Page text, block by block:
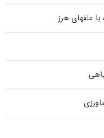
علفهای هرز